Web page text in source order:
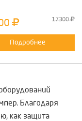
17300
Подробнее
Благодаря
как защита